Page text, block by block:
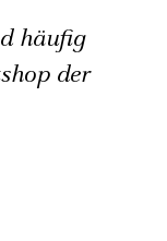
häufig
der